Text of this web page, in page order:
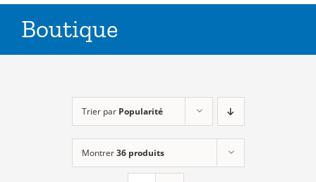
Les recherches
Les événements
Boutique
Trier par Popularité
Montrer36 produits